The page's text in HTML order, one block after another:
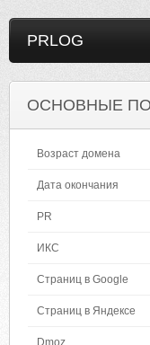
PRLOG
ОСНОВНЫЕ
Возраст домена
Дата окончания
PR
ИКС
Страниц в Google
Страниц в Яндексе
Dmoz